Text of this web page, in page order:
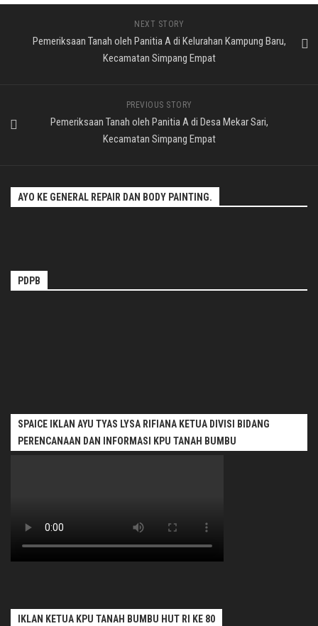
NEXT STORY
Pemeriksaan Tanah oleh Panitia A di Kelurahan Kampung Baru,
Kecamatan Simpang Empat
PREVIOUS STORY
Pemeriksaan Tanah oleh Panitia A di Desa Mekar Sari,
Kecamatan Simpang Empat
AYO KE GENERAL REPAIR DAN BODY PAINTING.
PDPB
SPAICE IKLAN AYU TYAS LYSA RIFIANA KETUA DIVISI BIDANG
PERENCANAAN DAN INFORMASI KPU TANAH BUMBU
IKLAN KETUA KPU TANAH BUMBU HUT RI KE 80